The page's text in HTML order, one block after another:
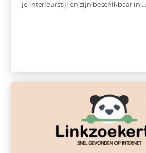
je interieurstijl en zijn beschikbaar in ...